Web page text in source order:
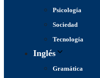
Psicología
Sociedad
Tecnología
Inglés
Gramática